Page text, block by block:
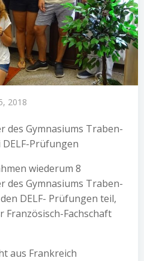
2018
des Gymnasiums Traben-
Prüfungen
wiederum 8
des Gymnasiums Traben-
DELF- Prüfungen teil,
Französisch-Fachschaft
aus Frankreich